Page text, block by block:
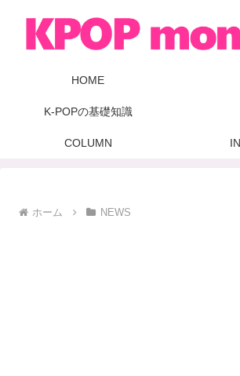
HOME
K-POPの基礎知識
COLUMN
ホーム NEWS